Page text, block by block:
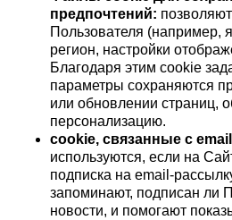
предпочтений:
Пользователя (например,
регион, настройки
Благодаря этим cookie
параметры сохраняются
или обновлении страниц,
персонализацию.
cookie, связанные с
используются, если на
подписка на email-
запоминают, подписан ли
новости, и помогают